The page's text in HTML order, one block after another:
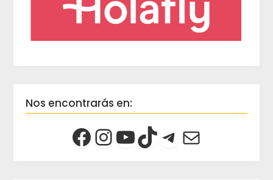
Nos encontrarás en: